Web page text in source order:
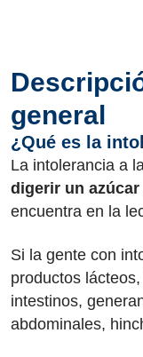
general
¿Qué es la
La intolerancia a
digerir un
encuentra en la
Si la gente con
productos
intestinos,
abdominales,